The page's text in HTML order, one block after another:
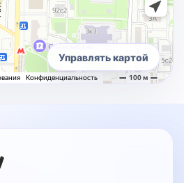
Управлять картой